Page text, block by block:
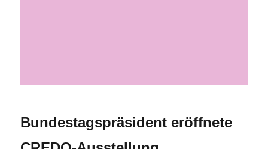
Bundestagspräsident eröffnete